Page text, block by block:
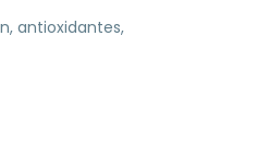
antioxidantes,